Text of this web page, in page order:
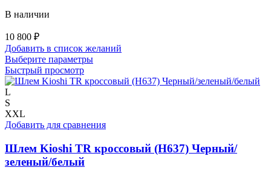
В наличии
10 800 ₽
Добавить в список желаний
Выберите параметрыЭтот
имеет
можно
на
странице
Быстрый просмотр
L
S
XXL
Добавить для сравнения
Шлем Kioshi TR кроссовый (H637) Черный/
зеленый/белый